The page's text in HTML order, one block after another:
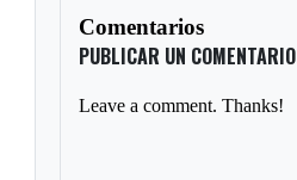
Comentarios
PUBLICAR UN COMENTARIO
Leave a comment. Thanks!